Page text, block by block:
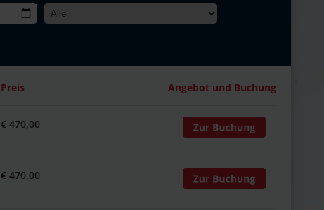
Preis Angebot und Buchung
€ 470,00
€ 470,00